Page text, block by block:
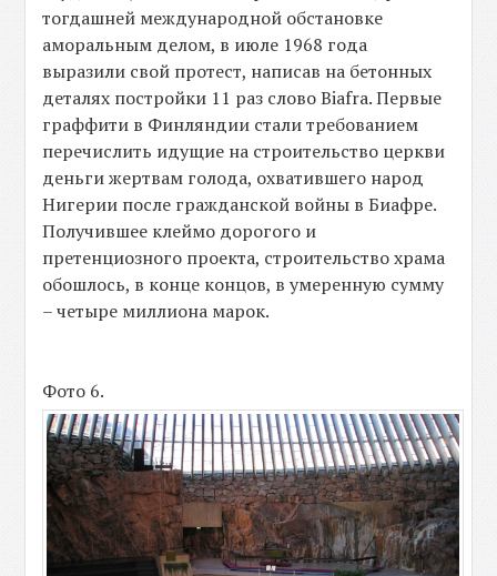
тогдашней международной обстановке
аморальным делом, в июле 1968 года
выразили свой протест, написав на бетонных
деталях постройки 11 раз слово Biafra. Первые
граффити в Финляндии стали требованием
перечислить идущие на строительство церкви
деньги жертвам голода, охватившего народ
Нигерии после гражданской войны в Биафре.
Получившее клеймо дорогого и
претенциозного проекта, строительство храма
обошлось, в конце концов, в умеренную сумму
– четыре миллиона марок.
Фото 6.